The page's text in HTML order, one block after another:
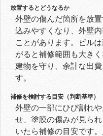
放置するとどうなるか
外壁の傷んだ箇所を放
込みやすくなり、外壁
ことがあります。ビル
がると補修範囲も大き
建物を守り、余計な出
す。
補修を検討する目安（判断基準）
外壁の一部にひび割れ
せ、塗膜の傷みが見ら
いたら補修の目安です